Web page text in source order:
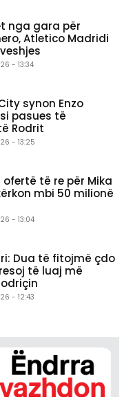
nga gara për
Atletico Madridi
- 13:34
synon Enzo
pasues të
Rodrit
- 13:25
të re për Mika
mbi 50 milionë
- 13:04
Dua të fitojmë çdo
të luaj më
- 12:43